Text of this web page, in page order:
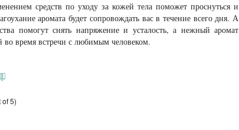
средств по уходу за кожей тела поможет проснуться и
аромата будет сопровождать вас в течение всего дня. А
помогут снять напряжение и усталость, а нежный аромат
во время встречи с любимым человеком.
of 5)